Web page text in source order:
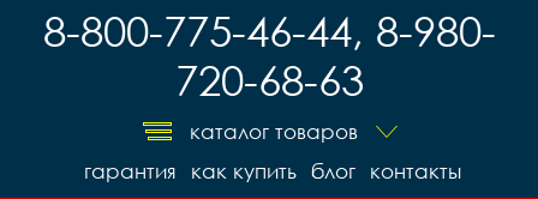
8-800-775-46-44, 8-980-
720-68-63
каталог товаров
контакты
блог
как купить
гарантия